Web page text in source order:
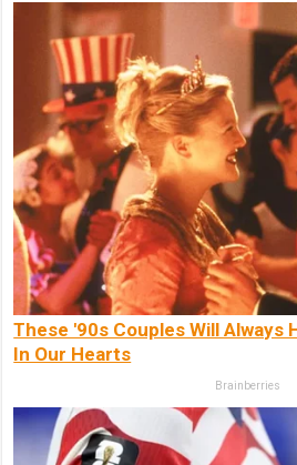
These '90s Couples Will Always
In Our Hearts
Brainberries